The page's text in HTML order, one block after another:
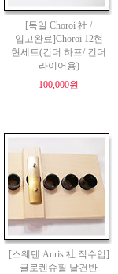
[독일 Choroi 社 /
입고완료]Choroi 12현
현세트(킨더 하프/ 킨더
라이어용)
100,000원
[스웨덴 Auris 社 직수입]
글로켄슈필 낱건반